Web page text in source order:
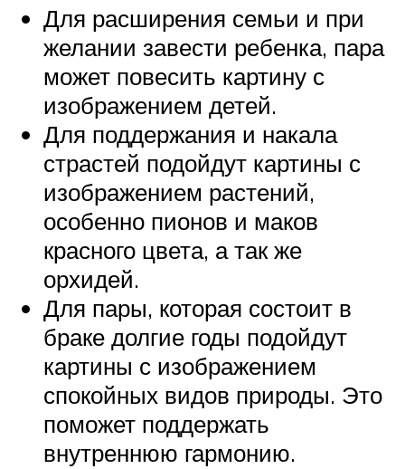
Для расширения семьи и при
желании завести ребенка, пара
может повесить картину с
изображением детей.
Для поддержания и накала
страстей подойдут картины с
изображением растений,
особенно пионов и маков
красного цвета, а так же
орхидей.
Для пары, которая состоит в
браке долгие годы подойдут
картины с изображением
спокойных видов природы. Это
поможет поддержать
внутреннюю гармонию.